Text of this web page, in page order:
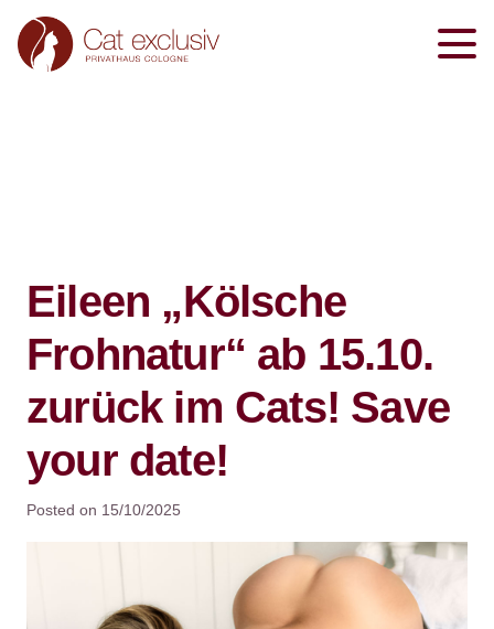
Eileen „Kölsche
Frohnatur“ ab 15.10.
zurück im Cats! Save
your date!
Posted on 15/10/2025